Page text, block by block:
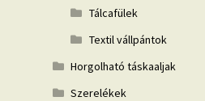
Tálcafülek
Textil vállpántok
Horgolható táskaaljak
Szerelékek